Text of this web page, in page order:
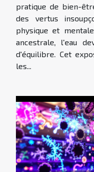
pratique de bien-
des vertus
physique et
ancestrale, l'eau
d'équilibre. Cet
les...